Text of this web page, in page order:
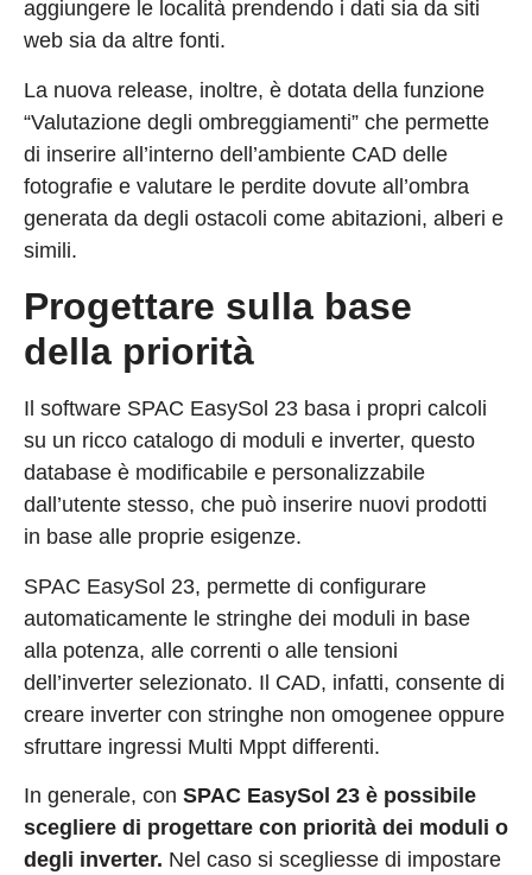
aggiungere le località prendendo i dati sia da siti
web sia da altre fonti.
La nuova release, inoltre, è dotata della funzione
“Valutazione degli ombreggiamenti” che permette
di inserire all’interno dell’ambiente CAD delle
fotografie e valutare le perdite dovute all’ombra
generata da degli ostacoli come abitazioni, alberi e
simili.
Progettare sulla base
della priorità
Il software SPAC EasySol 23 basa i propri calcoli
su un ricco catalogo di moduli e inverter, questo
database è modificabile e personalizzabile
dall’utente stesso, che può inserire nuovi prodotti
in base alle proprie esigenze.
SPAC EasySol 23, permette di configurare
automaticamente le stringhe dei moduli in base
alla potenza, alle correnti o alle tensioni
dell’inverter selezionato. Il CAD, infatti, consente di
creare inverter con stringhe non omogenee oppure
sfruttare ingressi Multi Mppt differenti.
In generale, con SPAC EasySol 23 è possibile
scegliere di progettare con priorità dei moduli o
degli inverter. Nel caso si scegliesse di impostare